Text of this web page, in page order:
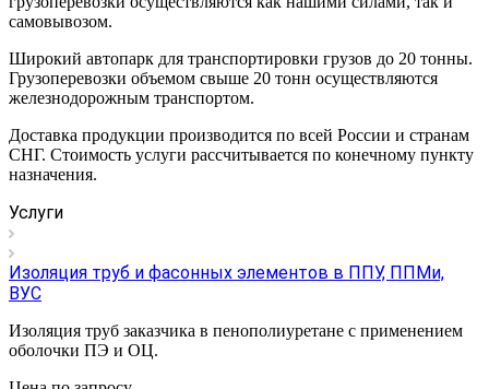
самовывозом.
Широкий автопарк для транспортировки грузов до 20 тонны.
Грузоперевозки объемом свыше 20 тонн осуществляются
железнодорожным транспортом.
Доставка продукции производится по всей России и странам
СНГ. Стоимость услуги рассчитывается по конечному пункту
назначения.
Услуги
Изоляция труб и фасонных элементов в ППУ, ППМи,
ВУС
Изоляция труб заказчика в пенополиуретане с применением
оболочки ПЭ и ОЦ.